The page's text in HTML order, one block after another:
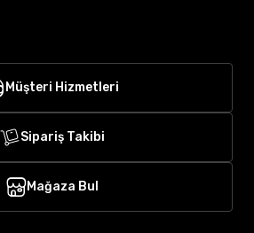
Müşteri Hizmetleri
Sipariş Takibi
Mağaza Bul